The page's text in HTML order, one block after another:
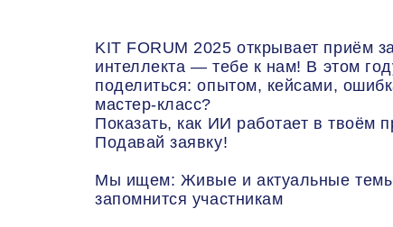
KIT FORUM 2025 открывает приём
интеллекта — тебе к нам! В этом
поделиться: опытом, кейсами,
мастер-класс?
Показать, как ИИ работает в твоём
Подавай заявку!
Мы ищем: Живые и актуальные темы
запомнится участникам